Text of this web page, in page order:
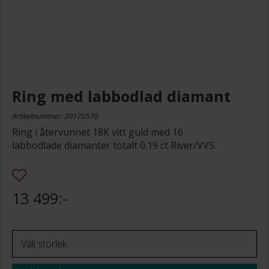
Ring med labbodlad diamant
Artikelnummer: 20170570
Ring i återvunnet 18K vitt guld med 16
labbodlade diamanter totalt 0.19 ct River/VVS.
13 499:-